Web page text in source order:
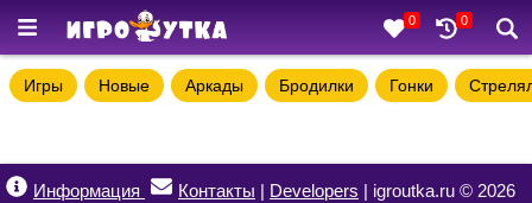
0 0
Игры Новые Аркады Бродилки Гонки
Информация Контакты | Developers | igroutka.ru © 2026